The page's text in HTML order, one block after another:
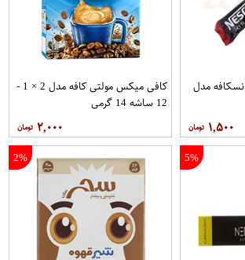
پودر قهوه فوری 3 در 1 نسکافه مدل
۱,۵۰۰
کافی میکس مولتی کافه مدل 2 × 1 -
12 ساشه 14 گرمی
۲,۰۰۰
5%
2%